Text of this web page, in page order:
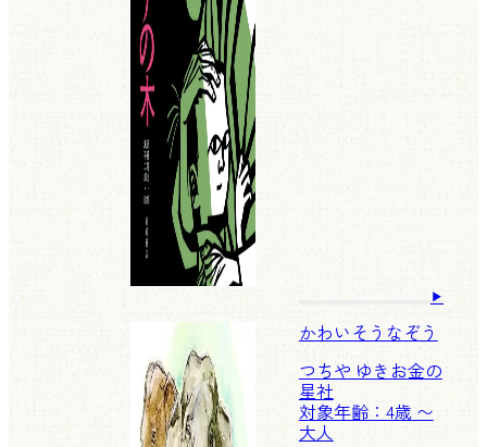
かわいそうなぞう
つちや ゆきお金の
星社
対象年齢：4歳 〜
大人